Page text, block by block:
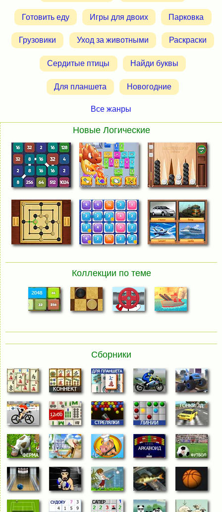
Готовить еду Игры для двоих Парковка
Грузовики Уход за животными Раскраски
Сердитые птицы Найди буквы
Для планшета Новогодние
Все жанры
Новые Логические
Коллекции по теме
Сборники